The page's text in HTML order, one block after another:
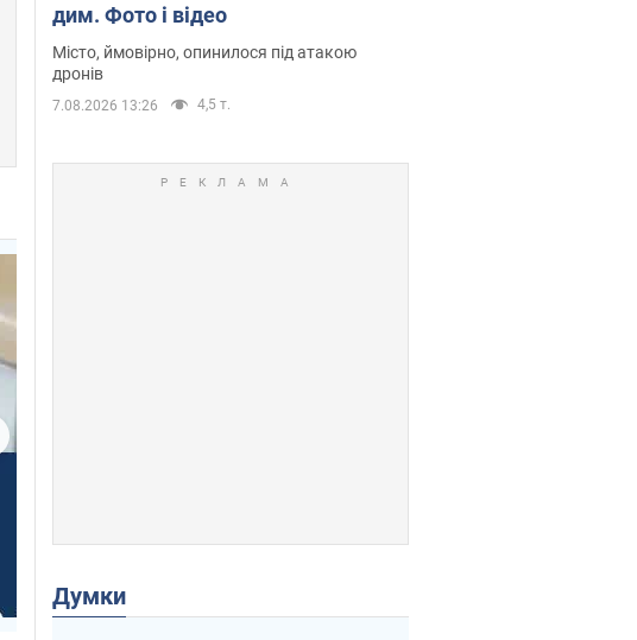
дим. Фото і відео
Місто, ймовірно, опинилося під атакою
дронів
7.08.2026 13:26 4,5 т.
Думки